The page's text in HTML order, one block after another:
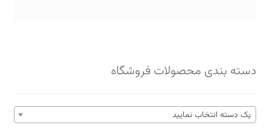
دسته بندی محصولات فروشگاه
یک دسته انتخاب نمایید